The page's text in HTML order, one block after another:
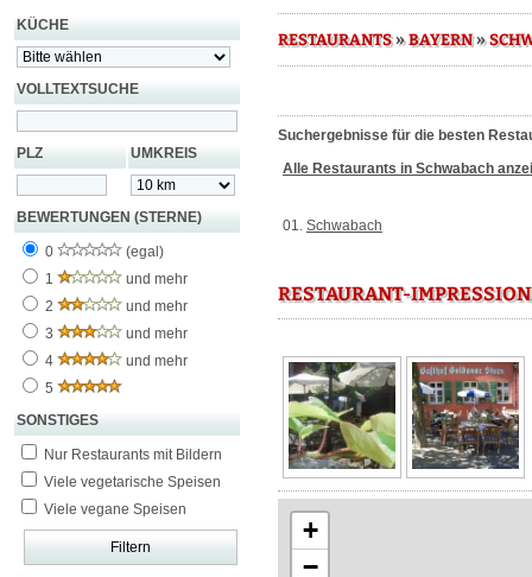
KÜCHE
VOLLTEXTSUCHE
PLZ UMKREIS
BEWERTUNGEN (STERNE)
0
(egal)
1
und mehr
2
und mehr
3
und mehr
4
und mehr
5
SONSTIGES
Nur Restaurants mit Bildern
Viele vegetarische Speisen
Viele vegane Speisen
RESTAURANTS»BAYERN»
Suchergebnisse für die besten
Alle Restaurants in Schwabach
01. Schwabach
RESTAURANT-
+
−